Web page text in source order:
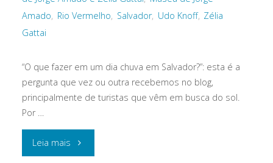
Amado, Rio Vermelho, Salvador, Udo Knoff, Zélia
Gattai
“O que fazer em um dia chuva em Salvador?”: esta é a
pergunta que vez ou outra recebemos no blog,
principalmente de turistas que vêm em busca do sol.
Por …
Leia mais "O